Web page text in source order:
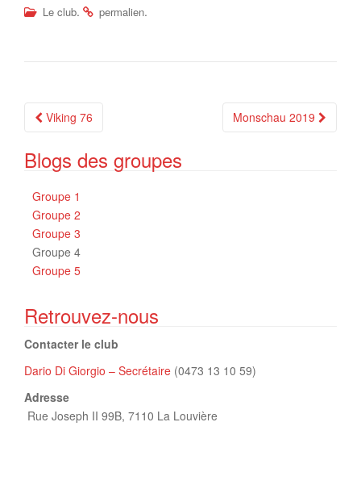
Le club. permalien.
Navigation
Viking 76 Monschau 2019
Blogs des groupes
Groupe 1
Groupe 2
Groupe 3
Groupe 4
Groupe 5
Retrouvez-nous
Contacter le club
Dario Di Giorgio – Secrétaire (0473 13 10 59)
Adresse
Rue Joseph II 99B, 7110 La Louvière